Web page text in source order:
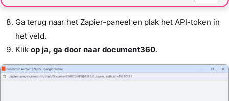
Ga terug naar het Zapier-paneel en plak het API-token in
het veld.
Klik op ja, ga door naar document360.